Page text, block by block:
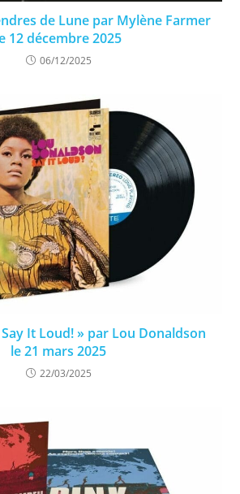
de Lune par Mylène Farmer
12 décembre 2025
06/12/2025
It Loud! » par Lou Donaldson
le 21 mars 2025
22/03/2025